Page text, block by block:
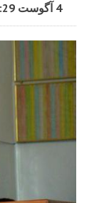
4 آگوست 12:29